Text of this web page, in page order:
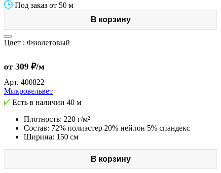
Под заказ от 50 м
В корзину
Цвет : Фиолетовый
от 309 ₽/м
Арт. 400822
Микровельвет
Есть в наличии 40 м
Плотность: 220 г/м²
Состав: 72% полиэстер 20% нейлон 5% спандекс
Ширина: 150 см
В корзину